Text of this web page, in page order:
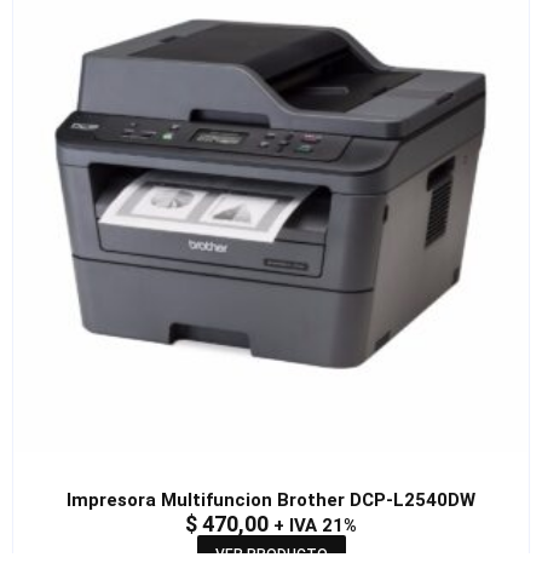
Impresora Multifuncion Brother DCP-L2540DW
$470,00 + IVA 21%
VER PRODUCTO